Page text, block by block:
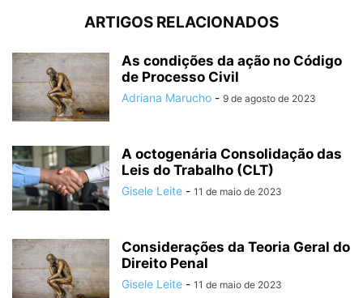
ARTIGOS RELACIONADOS
As condições da ação no Código
de Processo Civil
Adriana Marucho - 9 de agosto de 2023
A octogenária Consolidação das
Leis do Trabalho (CLT)
Gisele Leite - 11 de maio de 2023
Considerações da Teoria Geral do
Direito Penal
Gisele Leite - 11 de maio de 2023